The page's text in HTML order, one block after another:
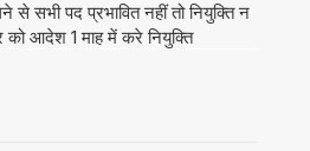
सभी पद प्रभावित नहीं तो नियुक्ति न
को आदेश 1 माह में करे नियुक्ति